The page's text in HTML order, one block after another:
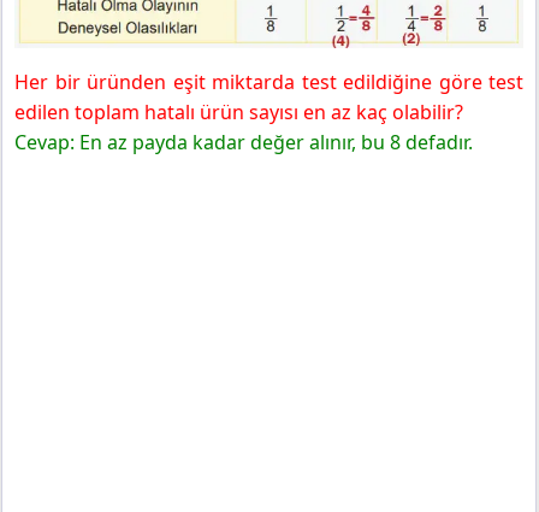
Her bir üründen eşit miktarda test edildiğine göre test
edilen toplam hatalı ürün sayısı en az kaç olabilir?
Cevap: En az payda kadar değer alınır, bu 8 defadır.